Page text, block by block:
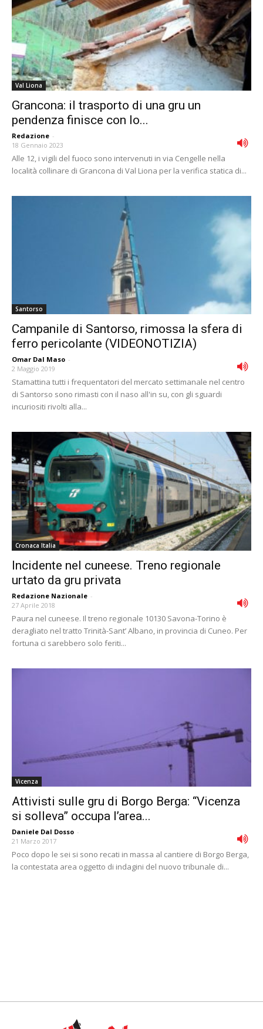
Val Liona
Grancona: il trasporto di una gru un
pendenza finisce con lo...
Redazione -
18 Gennaio 2023
Alle 12, i vigili del fuoco sono intervenuti in via Cengelle nella
località collinare di Grancona di Val Liona per la verifica statica di...
Santorso
Campanile di Santorso, rimossa la sfera di
ferro pericolante (VIDEONOTIZIA)
Omar Dal Maso -
2 Maggio 2019
Stamattina tutti i frequentatori del mercato settimanale nel centro
di Santorso sono rimasti con il naso all'in su, con gli sguardi
incuriositi rivolti alla...
Cronaca Italia
Incidente nel cuneese. Treno regionale
urtato da gru privata
Redazione Nazionale -
27 Aprile 2018
Paura nel cuneese. Il treno regionale 10130 Savona-Torino è
deragliato nel tratto Trinità-Sant’ Albano, in provincia di Cuneo. Per
fortuna ci sarebbero solo feriti...
Vicenza
Attivisti sulle gru di Borgo Berga: “Vicenza
si solleva” occupa l’area...
Daniele Dal Dosso -
21 Marzo 2017
Poco dopo le sei si sono recati in massa al cantiere di Borgo Berga,
la contestata area oggetto di indagini del nuovo tribunale di...